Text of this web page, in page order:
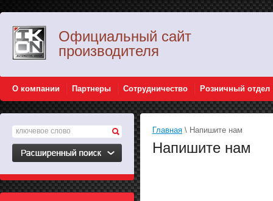
Официальный сайт
производителя
О компании Партнеры Сотрудничество Розничный отдел
Главная \ Напишите нам
Напишите нам